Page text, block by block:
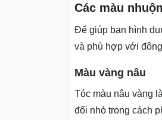
Các màu
Để giúp bạn hình
và phù hợp với
Màu vàng nâu
Tóc màu nâu vàng
đổi nhỏ trong cách